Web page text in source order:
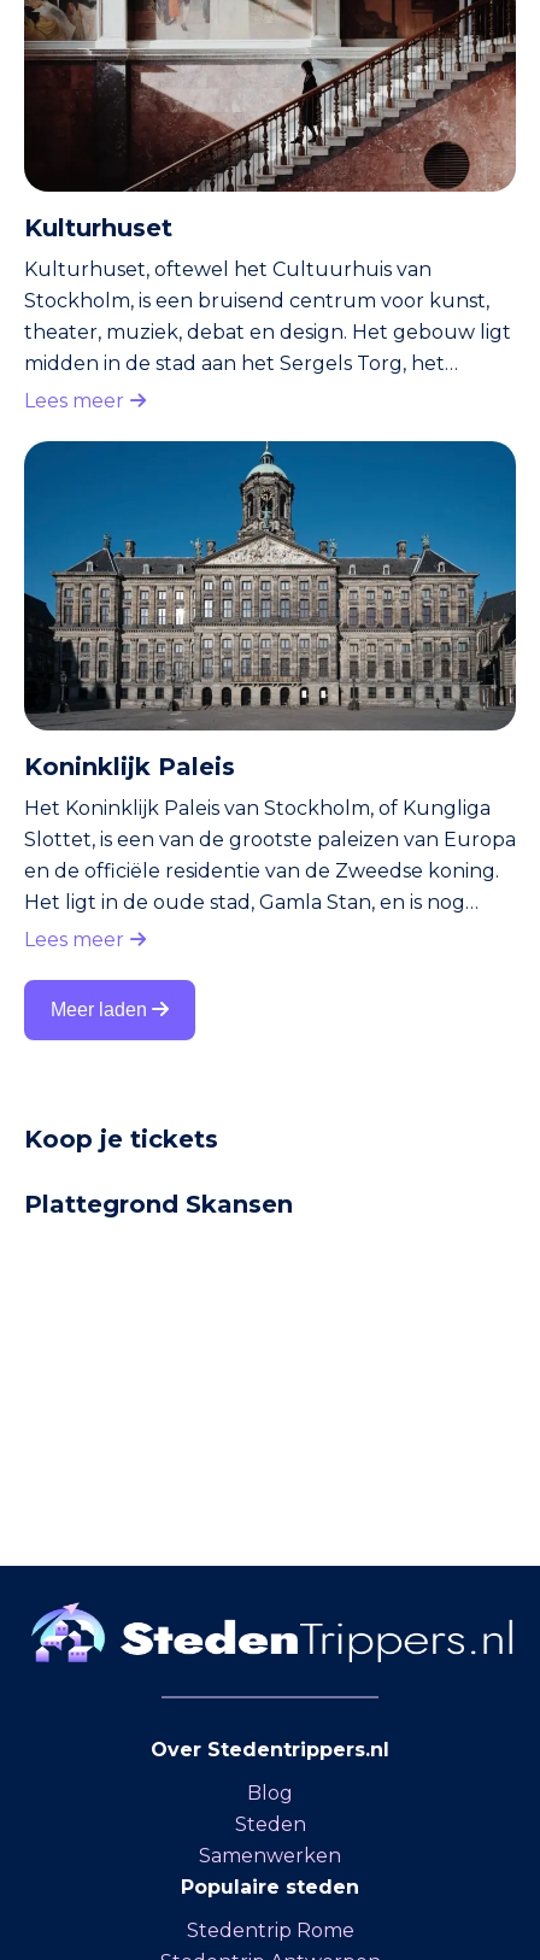
Zweden’s bekendste beeldhouwers, kocht het
terrein in 1906 samen met zijn vrouw. Hier
bouwden ze hun huis, ate
Kulturhuset
Kulturhuset, oftewel het Cultuurhuis van
Stockholm, is een bruisend centrum voor kunst,
theater, muziek, debat en design. Het gebouw ligt
midden in de stad aan het Sergels Torg, het
moderne hart van Stockholm. Sinds de opening in
ontmoetingsplekken van de stad, waar cultuur
voor iedereen toegankelijk is. Geschiedenis
Kulturhuset werd ontworpen door architect
Peter Celsing en opende zijn deuren in 1974. Het
gebouw was een belangrijk onderdeel van de
vernieuwin
Lees meer
Koninklijk Paleis
Het Koninklijk Paleis van Stockholm, of Kungliga
Slottet, is een van de grootste paleizen van Europa
en de officiële residentie van de Zweedse koning.
Het ligt in de oude stad, Gamla Stan, en is nog
steeds in gebruik voor koninklijke ceremonies en
zalen, musea en geschiedenis is het paleis een van
de absolute hoogtepunten van een bezoek aan
Lees meer
Meer laden
Koop je tickets
Plattegrond Skansen
Over Stedentrippers.nl
Blog
Steden
Samenwerken
Populaire steden
Stedentrip Rome